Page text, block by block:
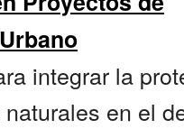
integrar la
en el